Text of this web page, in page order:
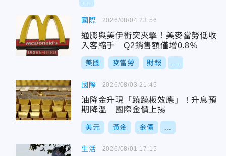
國際
通膨與美伊衝突夾擊！美麥當勞低收
入客縮手 Q2銷售額僅增0.8％
美國 麥當勞 財報
2026/08/04 23:56
國際
油降金升現「蹺蹺板效應」！升息預
期降溫 國際金價上揚
美元 黃金 金價
2026/08/03 21:45
生活 2026/08/01 17:15